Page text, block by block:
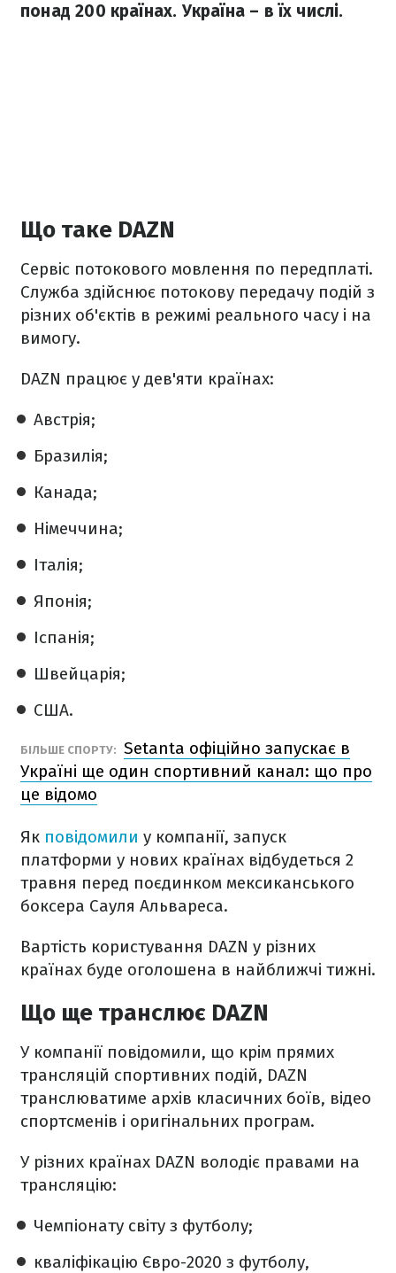
понад 200 країнах. Україна – в їх числі.
Що таке DAZN
Сервіс потокового мовлення по передплаті.
Служба здійснює потокову передачу подій з
різних об'єктів в режимі реального часу і на
вимогу.
DAZN працює у дев'яти країнах:
Австрія;
Бразилія;
Канада;
Німеччина;
Італія;
Японія;
Іспанія;
Швейцарія;
США.
БІЛЬШЕ СПОРТУ: Setanta офіційно запускає в
Україні ще один спортивний канал: що про
це відомо
Як повідомили у компанії, запуск
платформи у нових країнах відбудеться 2
травня перед поєдинком мексиканського
боксера Сауля Альвареса.
Вартість користування DAZN у різних
країнах буде оголошена в найближчі тижні.
Що ще транслює DAZN
У компанії повідомили, що крім прямих
трансляцій спортивних подій, DAZN
транслюватиме архів класичних боїв, відео
спортсменів і оригінальних програм.
У різних країнах DAZN володіє правами на
трансляцію:
Чемпіонату світу з футболу;
кваліфікацію Євро-2020 з футболу,